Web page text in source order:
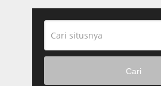
Cari